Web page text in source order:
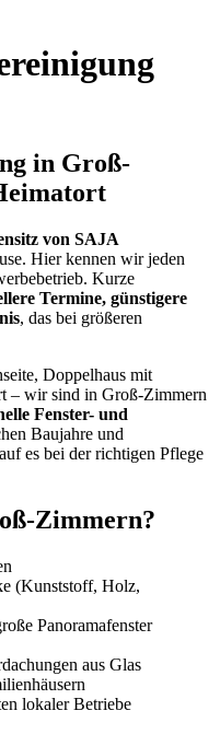
in Groß-
von SAJA
Hier kennen wir jeden
Kurze
Termine, günstigere
, das bei größeren
Doppelhaus mit
– wir sind in Groß-Zimmern
Fenster- und
Baujahre und
es bei der richtigen Pflege
Zimmern?
(Kunststoff, Holz,
Panoramafenster
aus Glas
lokaler Betriebe